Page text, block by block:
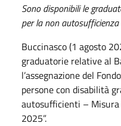
Sono disponibili le
per la non autosufficienza
Buccinasco (1 agosto
graduatorie relative al
l’assegnazione del
persone con disabilità
autosufficienti –
2025”.